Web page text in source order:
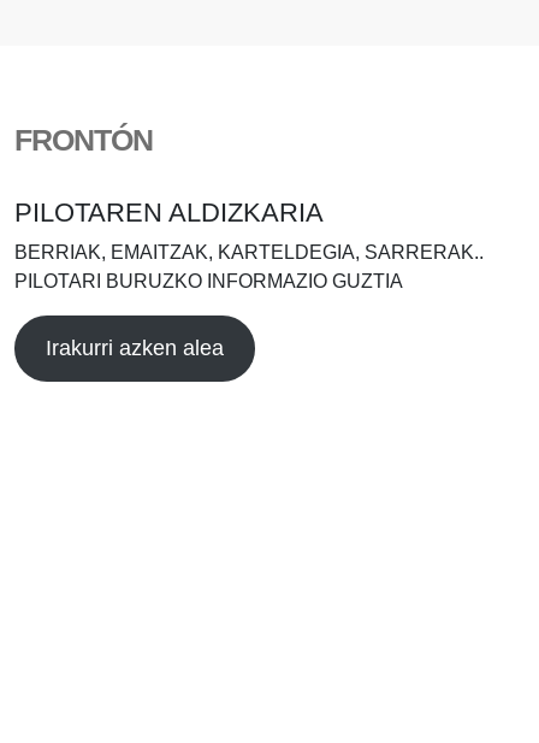
FRONTÓN
PILOTAREN ALDIZKARIA
BERRIAK, EMAITZAK, KARTELDEGIA, SARRERAK..
PILOTARI BURUZKO INFORMAZIO GUZTIA
Irakurri azken alea